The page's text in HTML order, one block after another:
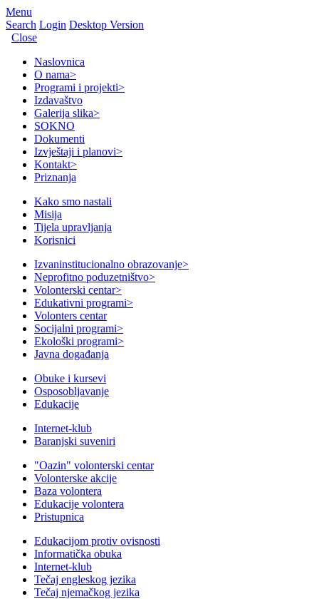
Menu
Search Login Desktop Version
Close
Naslovnica
O nama>
Programi i projekti>
Izdavaštvo
Galerija slika>
SOKNO
Dokumenti
Izvještaji i planovi>
Kontakt>
Priznanja
Kako smo nastali
Misija
Tijela upravljanja
Korisnici
Izvaninstitucionalno obrazovanje>
Neprofitno poduzetništvo>
Volonterski centar>
Edukativni programi>
Volonters centar
Socijalni programi>
Ekološki programi>
Javna događanja
Obuke i kursevi
Osposobljavanje
Edukacije
Internet-klub
Baranjski suveniri
"Oazin" volonterski centar
Volonterske akcije
Baza volontera
Edukacije volontera
Pristupnica
Edukacijom protiv ovisnosti
Informatička obuka
Internet-klub
Tečaj engleskog jezika
Tečaj njemačkog jezika